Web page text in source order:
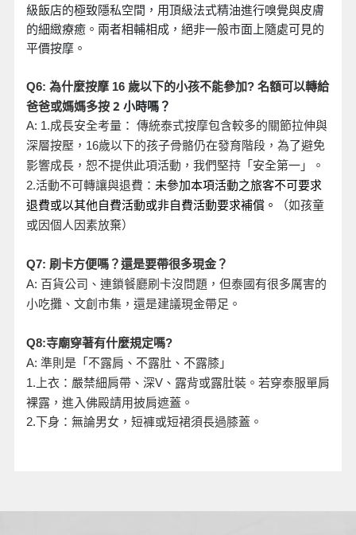
級飯店的極致隱私空間，用頂級法式精油進行嗅覺與皮膚
的細緻療癒。兩者相輔相成，絕非一般市面上隨處可見的
平價按摩。
Q6: 為什麼按摩 16 歲以下的小孩不能參加? 名額可以轉給
爸爸或媽媽多按 2 小時嗎？
A: 1.成長安全考量： 傳統泰式按摩包含較多的關節拉伸與
深層按壓，16歲以下的孩子骨骼仍在發育階段，為了避免
影響成長，恕不提供此項活動，我們堅持「安全第一」。
2.活動不可轉讓與退費： 未參加本項活動之旅客不可要求
退費或以其他自費活動或非自費活動要求補償。
（如孩童
或因個人因素放棄）
Q7: 刷卡方便嗎？還是要帶很多現金？
A: 百貨公司、連鎖餐廳刷卡沒問題，但泰國有很多厲害的
小吃攤、文創市集，還是建議現金帶足。
Q8:寺廟穿著有什麼規定嗎?
A: 準則是「不露肩、不露肚、不露膝」
1. 上衣：嚴禁細肩帶、深V、露背或露肚裝。若穿泰服單肩
裸露，進入佛殿請用披肩遮蓋。
2.下身：無論男女，短褲或短裙須長過膝蓋。